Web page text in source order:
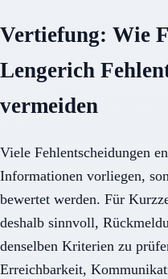
Vertiefung: Wie
Lengerich
vermeiden
Viele Fehlentscheidungen
Informationen vorliegen,
bewertet werden. Für
deshalb sinnvoll,
denselben Kriterien zu
Erreichbarkeit,